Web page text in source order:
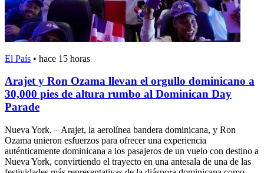
El País • hace 15 horas
Arajet y Ron Ozama llevan el orgullo dominicano a
30,000 pies de altura rumbo al Dominican Day
Parade
Nueva York. – Arajet, la aerolínea bandera dominicana, y Ron
Ozama unieron esfuerzos para ofrecer una experiencia
auténticamente dominicana a los pasajeros de un vuelo con destino a
Nueva York, convirtiendo el trayecto en una antesala de una de las